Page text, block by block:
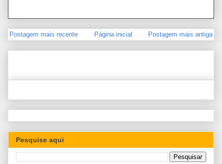
Postagem mais recente Postagem mais antiga
Página inicial
Pesquise aqui